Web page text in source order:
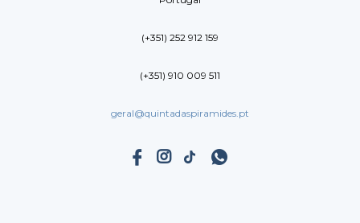
(+351) 252 912 159
(+351) 910 009 511
geral@quintadaspiramides.pt